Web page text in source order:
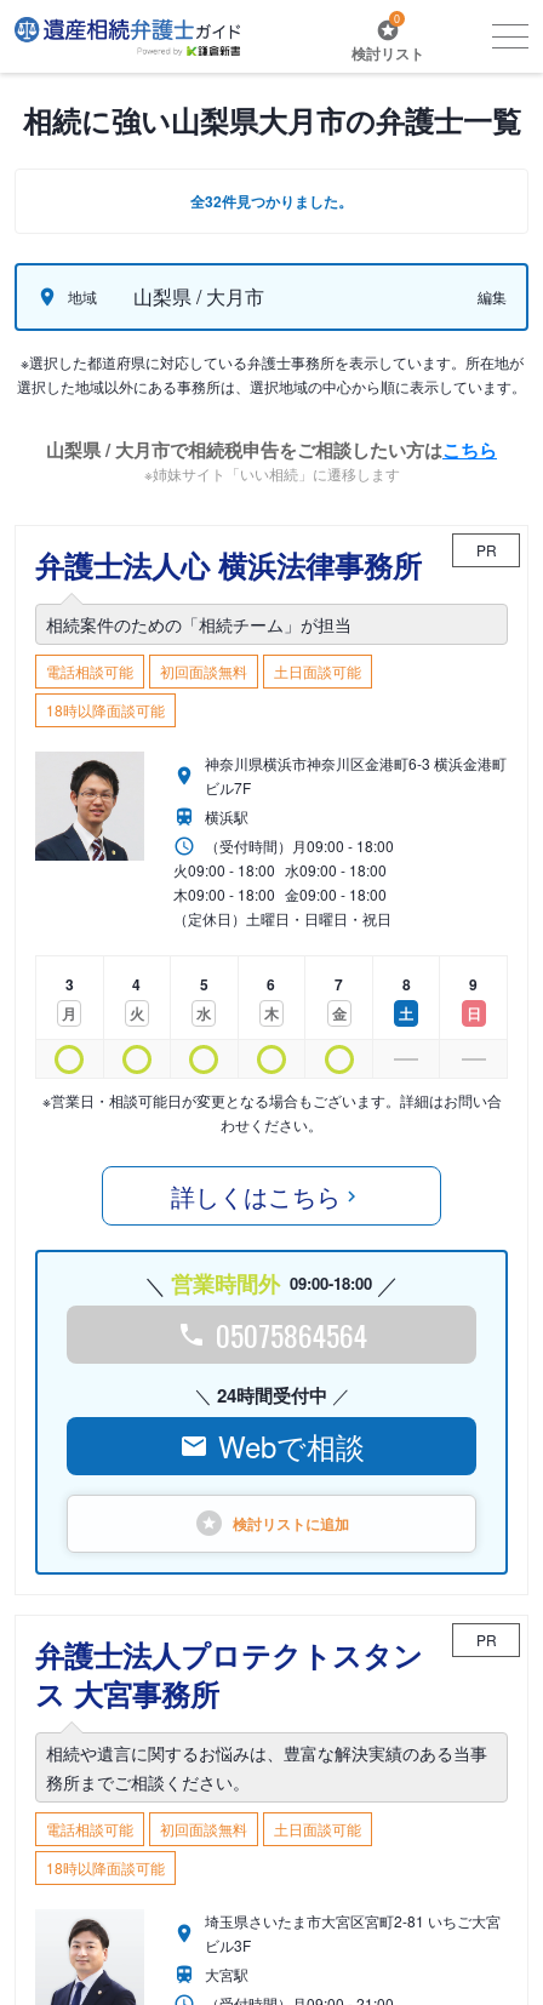
0
検討リスト
相続に強い山梨県大月市の弁護士一覧
全32件見つかりました。
地域 山梨県 / 大月市 編集
※選択した都道府県に対応している弁護士事務所を表示しています。所在地が
選択した地域以外にある事務所は、選択地域の中心から順に表示しています。
山梨県 / 大月市で相続税申告をご相談したい方はこちら
※姉妹サイト「いい相続」に遷移します
弁護士法人心 横浜法律事務所 PR
相続案件のための「相続チーム」が担当
電話相談可能 初回面談無料
土日面談可能
18時以降面談可能
神奈川県横浜市神奈川区金港町6-3 横浜金港町
ビル7F
横浜駅
（受付時間） 月09:00 - 18:00
火09:00 - 18:00 水09:00 - 18:00
木09:00 - 18:00 金09:00 - 18:00
（定休日）土曜日・日曜日・祝日
3
月
4
火
5
水
6
木
7
金
8
土
9
日
※営業日・相談可能日が変更となる場合もございます。詳細はお問い合
わせください。
詳しくはこちら
営業時間外 09:00-18:00
05075864564
24時間受付中
Webで相談
検討リストに追加
弁護士法人プロテクトスタン
ス 大宮事務所
PR
相続や遺言に関するお悩みは、豊富な解決実績のある当事
務所までご相談ください。
電話相談可能 初回面談無料
土日面談可能
18時以降面談可能
埼玉県さいたま市大宮区宮町2-81 いちご大宮
ビル3F
大宮駅